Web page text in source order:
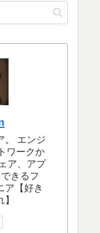
。 エンジ
ワークか
ア、アプ
きるフ
ア【好き